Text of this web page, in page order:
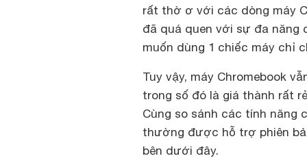
rất thờ ơ với các dòng máy
đã quá quen với sự đa năng
muốn dùng 1 chiếc máy chỉ
Tuy vậy, máy Chromebook
trong số đó là giá thành rất
Cùng so sánh các tính năng
thường được hỗ trợ phiên
bên dưới đây.